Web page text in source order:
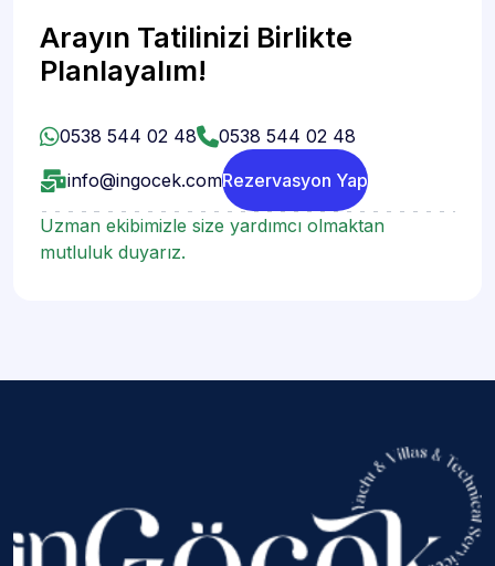
Arayın Tatilinizi Birlikte
Planlayalım!
0538 544 02 48
0538 544 02 48
info@ingocek.comRezervasyon Yap
Uzman ekibimizle size yardımcı olmaktan
mutluluk duyarız.